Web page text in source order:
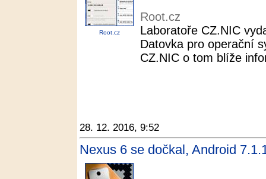
Root.cz
Root.cz
Laboratoře CZ.NIC
Datovka pro operační
CZ.NIC o tom blíže
28. 12. 2016, 9:52
Nexus 6 se dočkal, Android